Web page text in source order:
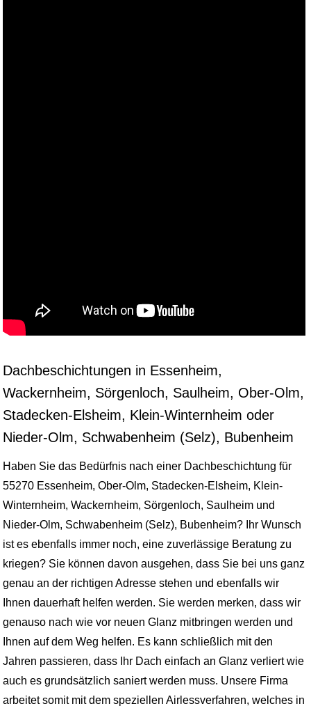
Dachbeschichtungen in Essenheim,
Wackernheim, Sörgenloch, Saulheim, Ober-Olm,
Stadecken-Elsheim, Klein-Winternheim oder
Nieder-Olm, Schwabenheim (Selz), Bubenheim
Haben Sie das Bedürfnis nach einer Dachbeschichtung für
55270 Essenheim, Ober-Olm, Stadecken-Elsheim, Klein-
Winternheim, Wackernheim, Sörgenloch, Saulheim und
Nieder-Olm, Schwabenheim (Selz), Bubenheim? Ihr Wunsch
ist es ebenfalls immer noch, eine zuverlässige Beratung zu
kriegen? Sie können davon ausgehen, dass Sie bei uns ganz
genau an der richtigen Adresse stehen und ebenfalls wir
Ihnen dauerhaft helfen werden. Sie werden merken, dass wir
genauso nach wie vor neuen Glanz mitbringen werden und
Ihnen auf dem Weg helfen. Es kann schließlich mit den
Jahren passieren, dass Ihr Dach einfach an Glanz verliert wie
auch es grundsätzlich saniert werden muss. Unsere Firma
arbeitet somit mit dem speziellen Airlessverfahren, welches in